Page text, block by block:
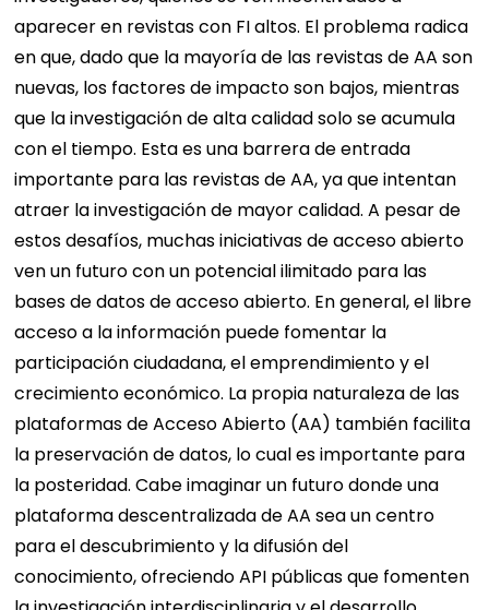
aparecer en revistas con FI altos. El problema radica
en que, dado que la mayoría de las revistas de AA son
nuevas, los factores de impacto son bajos, mientras
que la investigación de alta calidad solo se acumula
con el tiempo. Esta es una barrera de entrada
importante para las revistas de AA, ya que intentan
atraer la investigación de mayor calidad. A pesar de
estos desafíos, muchas iniciativas de acceso abierto
ven un futuro con un potencial ilimitado para las
bases de datos de acceso abierto. En general, el libre
acceso a la información puede fomentar la
participación ciudadana, el emprendimiento y el
crecimiento económico. La propia naturaleza de las
plataformas de Acceso Abierto (AA) también facilita
la preservación de datos, lo cual es importante para
la posteridad. Cabe imaginar un futuro donde una
plataforma descentralizada de AA sea un centro
para el descubrimiento y la difusión del
conocimiento, ofreciendo API públicas que fomenten